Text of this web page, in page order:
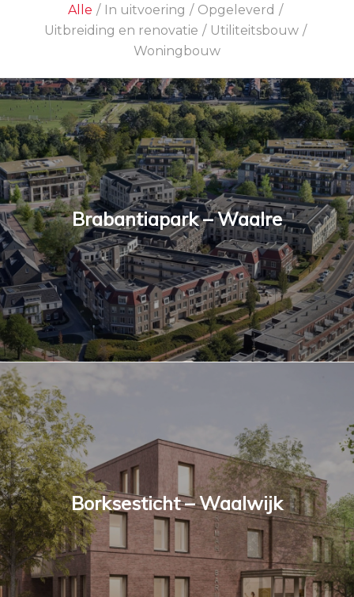
Alle / In uitvoering / Opgeleverd /
Uitbreiding en renovatie / Utiliteitsbouw /
Woningbouw
Brabantiapark – Waalre
Borksesticht – Waalwijk